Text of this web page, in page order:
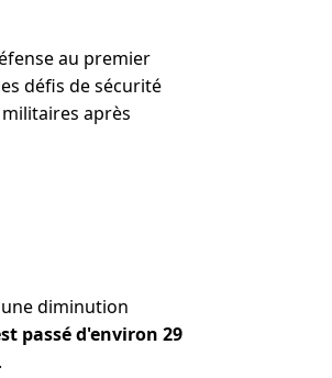
au premier
défis de sécurité
après
diminution
passé d'environ 29
.